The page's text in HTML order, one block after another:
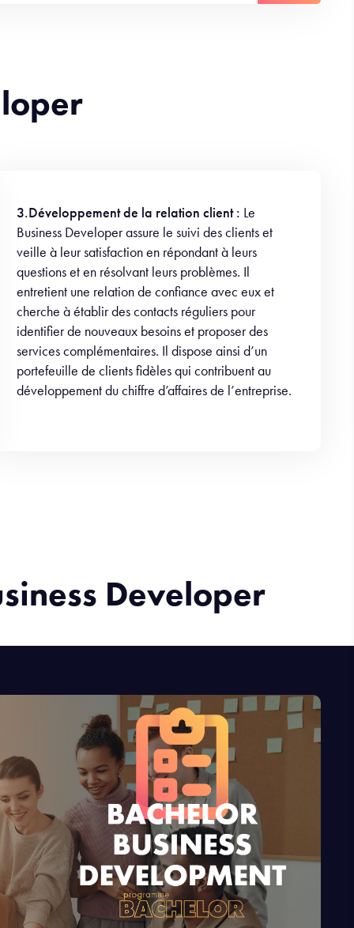
3.Développement de la relation client : Le
Business Developer assure le suivi des clients et
veille à leur satisfaction en répondant à leurs
questions et en résolvant leurs problèmes. Il
entretient une relation de confiance avec eux et
cherche à établir des contacts réguliers pour
identifier de nouveaux besoins et proposer des
services complémentaires. Il dispose ainsi d’un
portefeuille de clients fidèles qui contribuent au
développement du chiffre d’affaires de l’entreprise.
Developer